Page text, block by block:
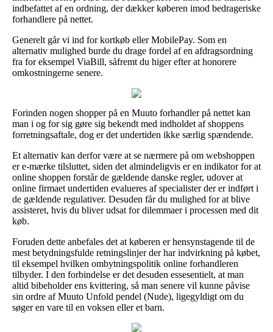
indbefattet af en ordning, der dækker køberen imod bedrageriske
forhandlere på nettet.
Generelt går vi ind for kortkøb eller MobilePay. Som en
alternativ mulighed burde du drage fordel af en afdragsordning
fra for eksempel ViaBill, såfremt du higer efter at honorere
omkostningerne senere.
Forinden nogen shopper på en Muuto forhandler på nettet kan
man i og for sig gøre sig bekendt med indholdet af shoppens
forretningsaftale, dog er det undertiden ikke særlig spændende.
Et alternativ kan derfor være at se nærmere på om webshoppen
er e-mærke tilsluttet, siden det almindeligvis er en indikator for at
online shoppen forstår de gældende danske regler, udover at
online firmaet undertiden evalueres af specialister der er indført i
de gældende regulativer. Desuden får du mulighed for at blive
assisteret, hvis du bliver udsat for dilemmaer i processen med dit
køb.
Foruden dette anbefales det at køberen er hensynstagende til de
mest betydningsfulde retningslinjer der har indvirkning på købet,
til eksempel hvilken ombytningspolitik online forhandleren
tilbyder. I den forbindelse er det desuden essesentielt, at man
altid bibeholder ens kvittering, så man senere vil kunne påvise
sin ordre af Muuto Unfold pendel (Nude), ligegyldigt om du
søger en vare til en voksen eller et barn.